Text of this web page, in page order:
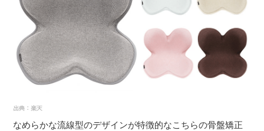
なめらかな流線型のデザインが特徴的なこちらの骨盤矯正